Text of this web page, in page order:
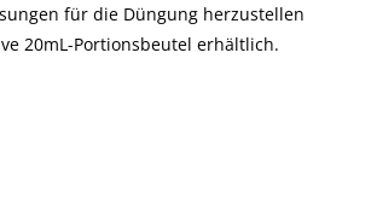
für die Düngung herzustellen
20mL-Portionsbeutel erhältlich.